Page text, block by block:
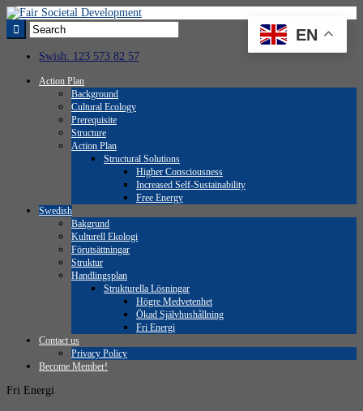
Swish: 123 573 82 57
Action Plan
Background
Cultural Ecology
Prerequisite
Structure
Action Plan
Structural Solutions
Higher Consciousness
Increased Self-Sustainability
Free Energy
Swedish
Bakgrund
Kulturell Ekologi
Förutsättningar
Struktur
Handlingsplan
Strukturella Lösningar
Högre Medvetenhet
Ökad Självhushållning
Fri Energi
Contact us
Privacy Policy
Become Member!
Fri Energi
EN